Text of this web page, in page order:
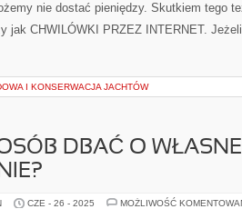
nie dostać pieniędzy. Skutkiem tego
jak CHWILÓWKI PRZEZ INTERNET.
I KONSERWACJA JACHTÓW
DBAĆ O WŁASNE
CZE - 26 - 2025 MOŻLIWOŚĆ